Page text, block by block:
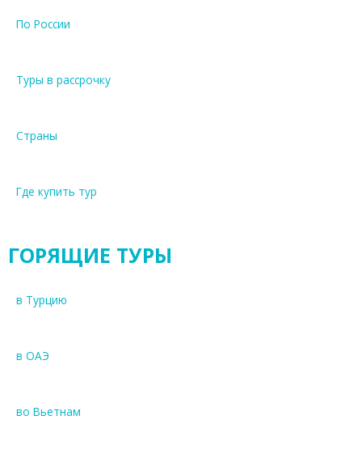
По России
Туры в рассрочку
Страны
Где купить тур
ГОРЯЩИЕ ТУРЫ
в Турцию
в ОАЭ
во Вьетнам